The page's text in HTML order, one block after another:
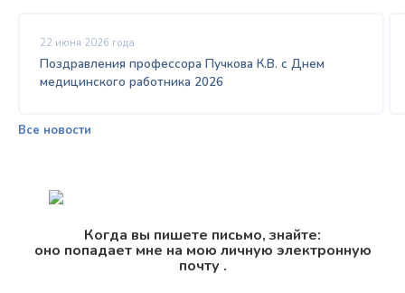
22 июня 2026 года
Поздравления профессора Пучкова К.В. с Днем
медицинского работника 2026
Все новости
Когда вы пишете письмо, знайте:
оно попадает мне на мою личную электронную
почту .